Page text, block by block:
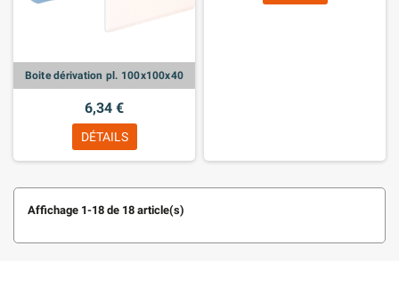
Boite dérivation pl. 100x100x40
6,34 €
DÉTAILS
Affichage 1-18 de 18 article(s)